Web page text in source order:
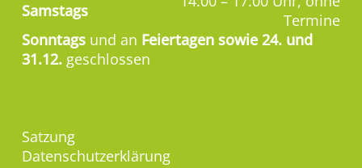
Samstags
Termine
Sonntags und an Feiertagen sowie 24. und
31.12. geschlossen
Satzung
Datenschutzerklärung